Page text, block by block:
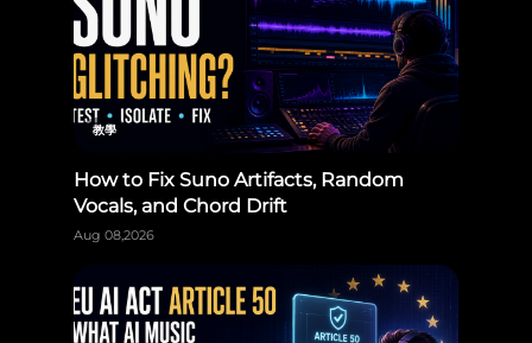
教學
How to Fix Suno Artifacts, Random
Vocals, and Chord Drift
Aug 08,2026